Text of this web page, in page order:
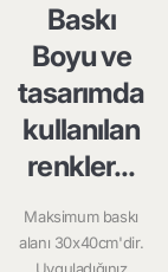
Baskı
Boyu ve
tasarımda
kullanılan
renkler...
Maksimum baskı
alanı 30x40cm'dir.